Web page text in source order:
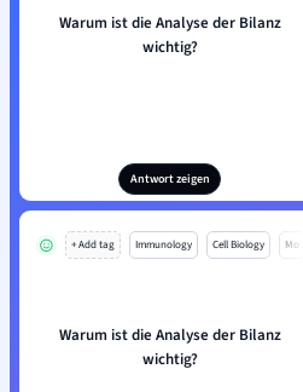
Warum ist die Analyse der Bilanz
wichtig?
Antwort zeigen
+ Add tag Immunology Cell Biology Mo
Warum ist die Analyse der Bilanz
wichtig?